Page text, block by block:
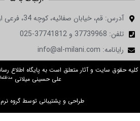
کوچه 34، فرعی اول سمت چپ، پلاک 33
متعلق است به پایگاه اطلاع رسانی و نشر آثار
مدظله‌العالی
طراحی و پشتیبانی توسط گروه نرم افزاری رسانه